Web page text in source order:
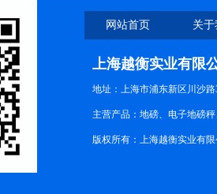
网站首页 关
上海越衡实业有限
地址：上海市浦东新区川沙路
主营产品：地磅、电子地磅
版权所有：上海越衡实业有